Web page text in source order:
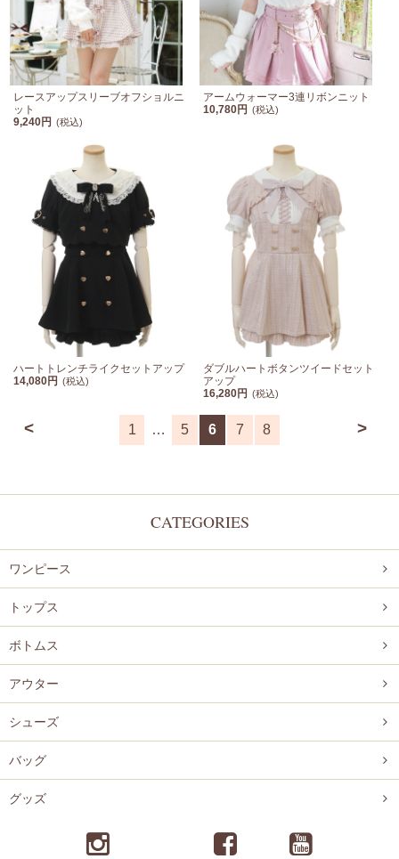
レースアップスリーブオフショルニ
ット
9,240円
(税込)
アームウォーマー3連リボンニット
10,780円 (税込)
ハートトレンチライクセットアップ
14,080円
(税込)
ダブルハートボタンツイードセット
アップ
16,280円 (税込)
< >
1 … 5 6 7 8
CATEGORIES
ワンピース
トップス
ボトムス
アウター
シューズ
バッグ
グッズ